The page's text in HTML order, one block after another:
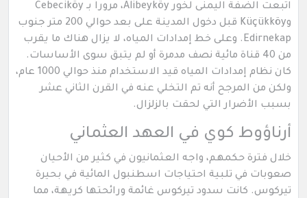
اتبعت الضفة اليمنى لخور Alibeyköy، مروراً بـ Cebeciköy
وKüçükköy قبل دخول المدينة على بعد حوالي 200 متر جنوب
Edirnekap. وعلى خط إمدادات المياه، لا يزال هناك ما يقرب
من 40 قناة مائية نصف مدمرة أو لم يتبق سوى الأساسات.
كان نظام إمدادات المياه قيد الاستخدام منذ حوالي 1000 عام،
ولكن من المرجح أنه تم التخلي عنه في القرن الثاني عشر
بسبب الأضرار التي لحقت بالزلزال.
أرناؤوط كوي في العهد العثماني
خلال فترة حكمهم، واجه العثمانيون في كثير من الأحيان
صعوبات في تلبية احتياجات اسطنبول المائية في بحيرة
تيركوس. كانت سدود تيركوس غائمة ورائحتها كريهة، مما